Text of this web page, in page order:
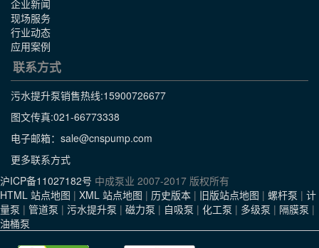
企业新闻
现场服务
行业动态
应用案例
联系方式
污水提升泵销售热线:15900726677
图文传真:021-66773338
电子邮箱：sale@cnspump.com
更多联系方式
沪ICP备11027182号 中成泵业 2007-2017 版权所有
HTML 站点地图 | XML 站点地图 | 历史版本 | 旧版站点地图 | 螺杆泵 | 计
量泵 | 管道泵 | 污水提升泵 | 磁力泵 | 自吸泵 | 化工泵 | 多级泵 | 隔膜泵 |
油桶泵